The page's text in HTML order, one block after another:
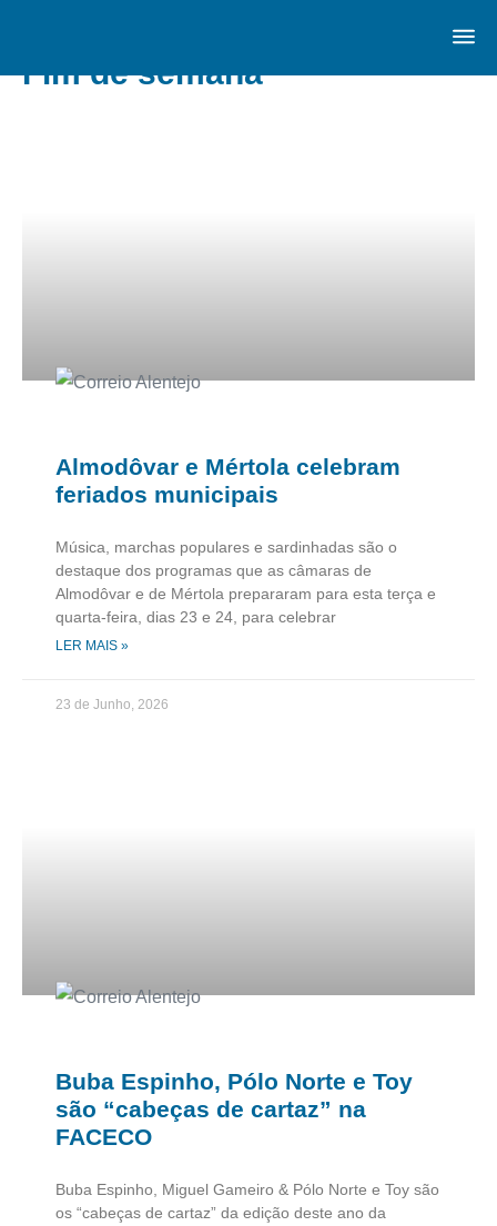
Fim de semana
Almodôvar e Mértola celebram
feriados municipais
Música, marchas populares e sardinhadas são o
destaque dos programas que as câmaras de
Almodôvar e de Mértola prepararam para esta terça e
quarta-feira, dias 23 e 24, para celebrar
LER MAIS »
23 de Junho, 2026
Buba Espinho, Pólo Norte e Toy
são “cabeças de cartaz” na
FACECO
Buba Espinho, Miguel Gameiro & Pólo Norte e Toy são
os “cabeças de cartaz” da edição deste ano da